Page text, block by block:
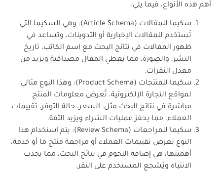
أهم هذه الأنواع، فيما يلي:
سكيما للمقالات (Article Schema): وهي السكيما التي
تُستخدم للمقالات الإخبارية أو التدوينات، وتساعد في
ظهور المقالات في نتائج البحث مع اسم الكاتب، تاريخ
النشر، والصورة، مما يعطي المقال مصداقية ويزيد من
معدل النقرات.
سكيما للمنتجات (Product Schema): وهذا النوع مثالي
لمواقع التجارة الإلكترونية، تُعرض معلومات المنتج
مباشرة في نتائج البحث مثل: السعر، حالة التوفر، تقييمات
العملاء، مما يحفز عمليات الشراء ويزيد الثقة.
سكيما للمراجعات (Review Schema): يتم استخدام هذا
النوع بعرض تقييمات العملاء أو مراجعة منتج ما أو خدمة،
أهميتها، هي إضافة النجوم في نتائج البحث، مما يجذب
الانتباه ويُشجع المستخدم على النقر.